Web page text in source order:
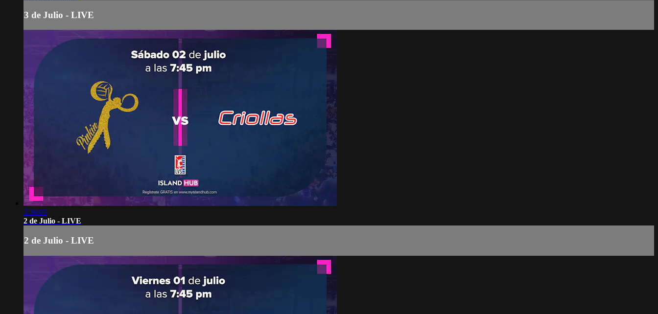
3 de Julio - LIVE
3:39:03
2 de Julio - LIVE
2 de Julio - LIVE